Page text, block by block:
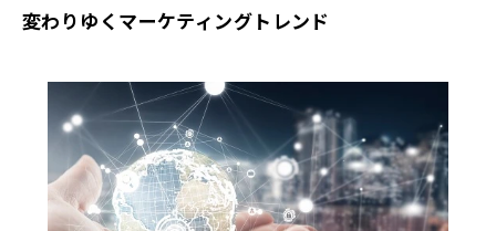
変わりゆくマーケティングトレンド